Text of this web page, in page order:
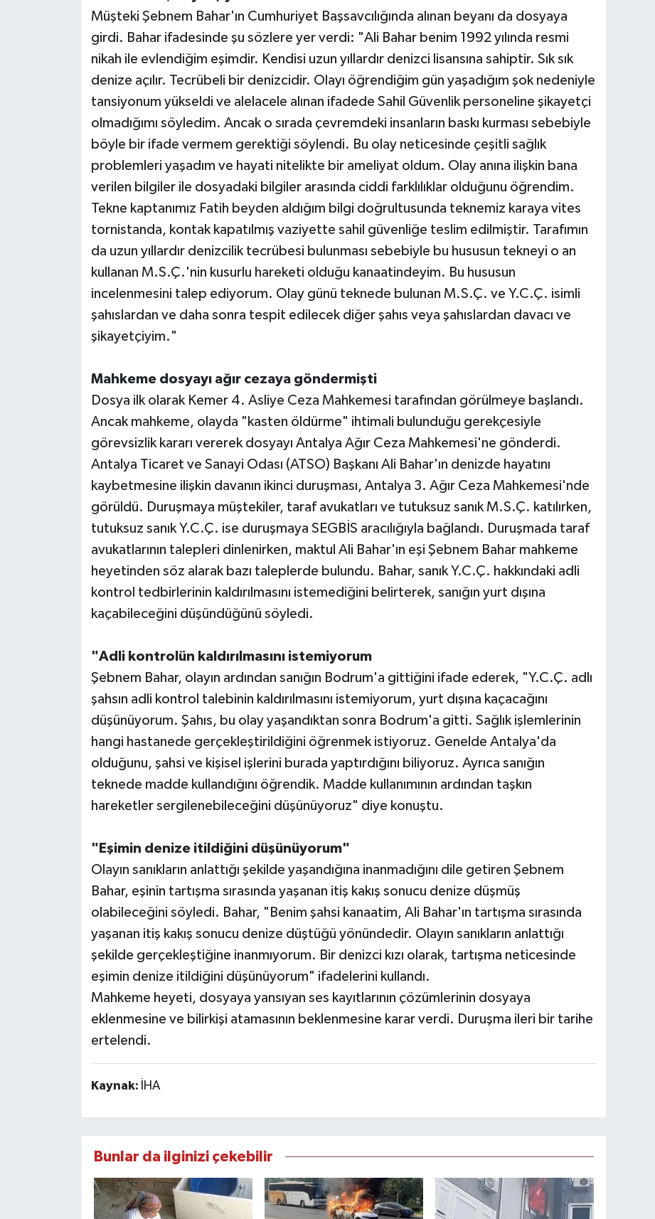
Müşteki Şebnem Bahar'ın Cumhuriyet Başsavcılığında alınan beyanı da dosyaya
girdi. Bahar ifadesinde şu sözlere yer verdi: "Ali Bahar benim 1992 yılında resmi
nikah ile evlendiğim eşimdir. Kendisi uzun yıllardır denizci lisansına sahiptir. Sık sık
denize açılır. Tecrübeli bir denizcidir. Olayı öğrendiğim gün yaşadığım şok nedeniyle
tansiyonum yükseldi ve alelacele alınan ifadede Sahil Güvenlik personeline şikayetçi
olmadığımı söyledim. Ancak o sırada çevremdeki insanların baskı kurması sebebiyle
böyle bir ifade vermem gerektiği söylendi. Bu olay neticesinde çeşitli sağlık
problemleri yaşadım ve hayati nitelikte bir ameliyat oldum. Olay anına ilişkin bana
verilen bilgiler ile dosyadaki bilgiler arasında ciddi farklılıklar olduğunu öğrendim.
Tekne kaptanımız Fatih beyden aldığım bilgi doğrultusunda teknemiz karaya vites
tornistanda, kontak kapatılmış vaziyette sahil güvenliğe teslim edilmiştir. Tarafımın
da uzun yıllardır denizcilik tecrübesi bulunması sebebiyle bu hususun tekneyi o an
kullanan M.S.Ç.'nin kusurlu hareketi olduğu kanaatindeyim. Bu hususun
incelenmesini talep ediyorum. Olay günü teknede bulunan M.S.Ç. ve Y.C.Ç. isimli
şahıslardan ve daha sonra tespit edilecek diğer şahıs veya şahıslardan davacı ve
şikayetçiyim."
Mahkeme dosyayı ağır cezaya göndermişti
Dosya ilk olarak Kemer 4. Asliye Ceza Mahkemesi tarafından görülmeye başlandı.
Ancak mahkeme, olayda "kasten öldürme" ihtimali bulunduğu gerekçesiyle
görevsizlik kararı vererek dosyayı Antalya Ağır Ceza Mahkemesi'ne gönderdi.
Antalya Ticaret ve Sanayi Odası (ATSO) Başkanı Ali Bahar'ın denizde hayatını
kaybetmesine ilişkin davanın ikinci duruşması, Antalya 3. Ağır Ceza Mahkemesi'nde
görüldü. Duruşmaya müştekiler, taraf avukatları ve tutuksuz sanık M.S.Ç. katılırken,
tutuksuz sanık Y.C.Ç. ise duruşmaya SEGBİS aracılığıyla bağlandı. Duruşmada taraf
avukatlarının talepleri dinlenirken, maktul Ali Bahar'ın eşi Şebnem Bahar mahkeme
heyetinden söz alarak bazı taleplerde bulundu. Bahar, sanık Y.C.Ç. hakkındaki adli
kontrol tedbirlerinin kaldırılmasını istemediğini belirterek, sanığın yurt dışına
kaçabileceğini düşündüğünü söyledi.
"Adli kontrolün kaldırılmasını istemiyorum
Şebnem Bahar, olayın ardından sanığın Bodrum'a gittiğini ifade ederek, "Y.C.Ç. adlı
şahsın adli kontrol talebinin kaldırılmasını istemiyorum, yurt dışına kaçacağını
düşünüyorum. Şahıs, bu olay yaşandıktan sonra Bodrum'a gitti. Sağlık işlemlerinin
hangi hastanede gerçekleştirildiğini öğrenmek istiyoruz. Genelde Antalya'da
olduğunu, şahsi ve kişisel işlerini burada yaptırdığını biliyoruz. Ayrıca sanığın
teknede madde kullandığını öğrendik. Madde kullanımının ardından taşkın
hareketler sergilenebileceğini düşünüyoruz" diye konuştu.
"Eşimin denize itildiğini düşünüyorum"
Olayın sanıkların anlattığı şekilde yaşandığına inanmadığını dile getiren Şebnem
Bahar, eşinin tartışma sırasında yaşanan itiş kakış sonucu denize düşmüş
olabileceğini söyledi. Bahar, "Benim şahsi kanaatim, Ali Bahar'ın tartışma sırasında
yaşanan itiş kakış sonucu denize düştüğü yönündedir. Olayın sanıkların anlattığı
şekilde gerçekleştiğine inanmıyorum. Bir denizci kızı olarak, tartışma neticesinde
eşimin denize itildiğini düşünüyorum" ifadelerini kullandı.
Mahkeme heyeti, dosyaya yansıyan ses kayıtlarının çözümlerinin dosyaya
eklenmesine ve bilirkişi atamasının beklenmesine karar verdi. Duruşma ileri bir tarihe
ertelendi.
Kaynak: İHA
Bunlar da ilginizi çekebilir